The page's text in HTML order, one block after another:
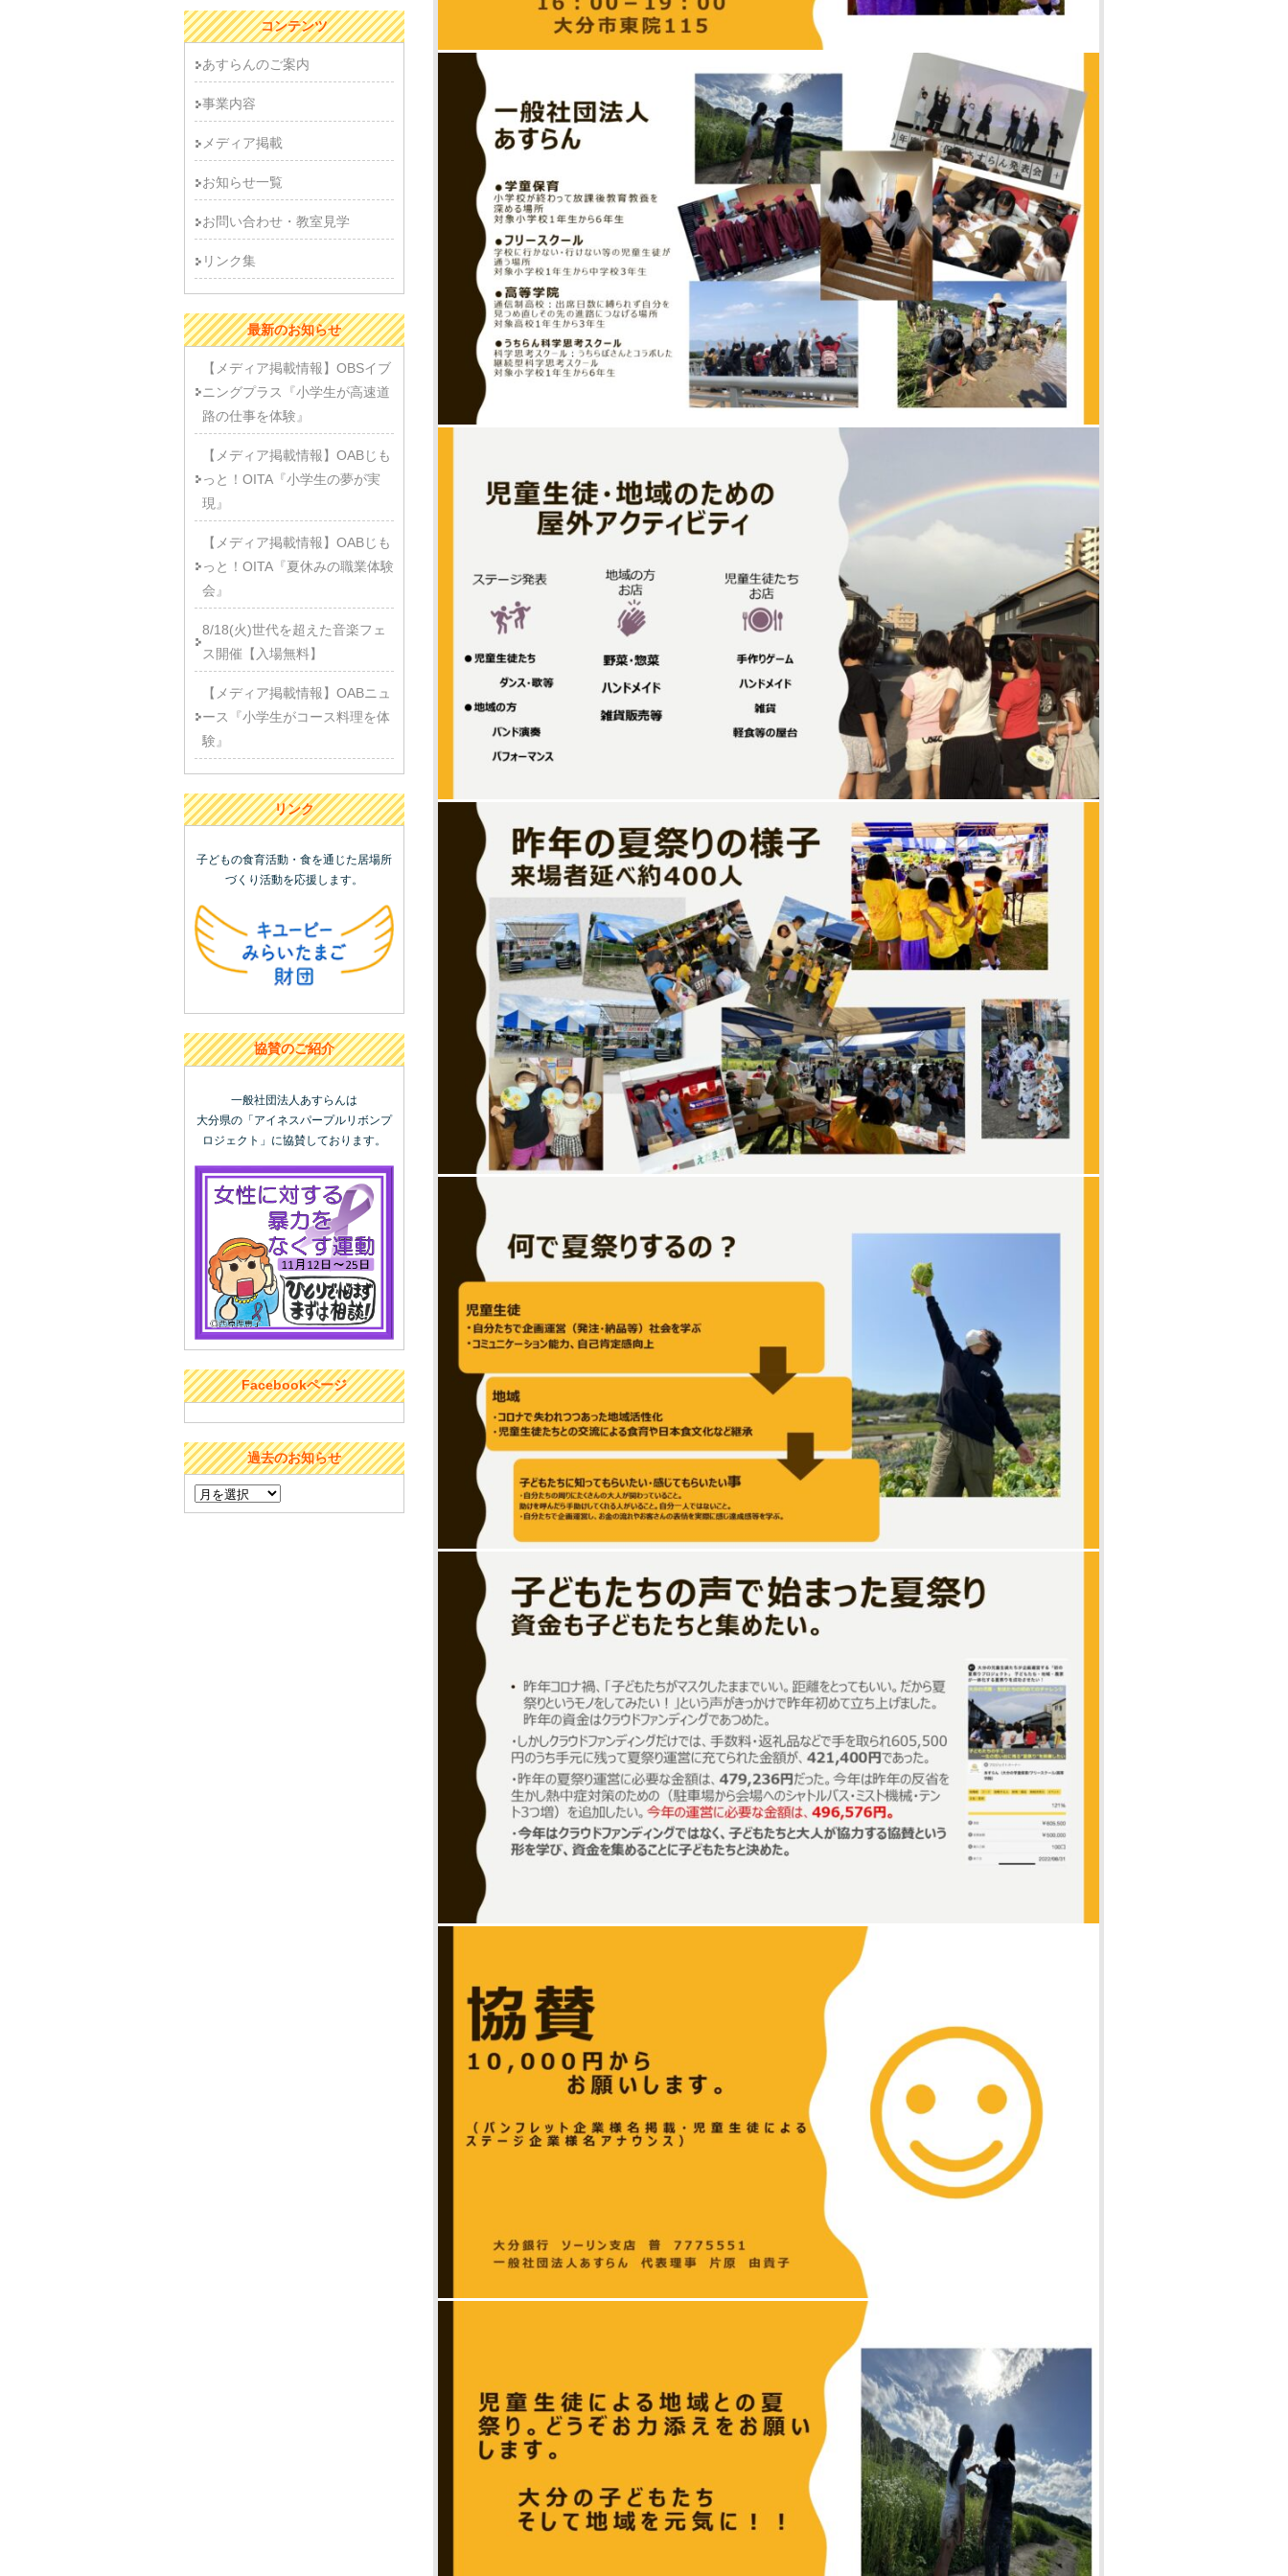
コンテンツ
あすらんのご案内
事業内容
メディア掲載
お知らせ一覧
お問い合わせ・教室見学
リンク集
最新のお知らせ
【メディア掲載情報】OBSイブ
ニングプラス『小学生が高速道
路の仕事を体験』
【メディア掲載情報】OABじも
っと！OITA『小学生の夢が実
現』
【メディア掲載情報】OABじも
っと！OITA『夏休みの職業体験
会』
8/18(火)世代を超えた音楽フェ
ス開催【入場無料】
【メディア掲載情報】OABニュ
ース『小学生がコース料理を体
験』
リンク
子どもの食育活動・食を通じた居場所
づくり活動を応援します。
協賛のご紹介
一般社団法人あすらんは
大分県の「アイネスパープルリボンプ
ロジェクト」に協賛しております。
Facebookページ
過去のお知らせ
過